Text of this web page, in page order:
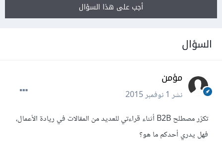
أجب على هذا السؤال
السؤال
مؤمن
نشر1 نوفمبر 2015
تكرّر مصطلح B2B أثناء قراءتي للعديد من المقالات في ريادة الأعمال،
فهل يدري أحدكم ما هو؟